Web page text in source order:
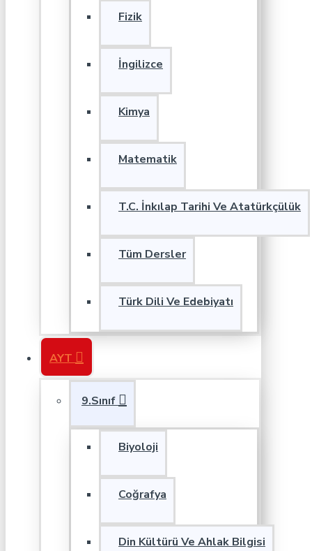
Fizik
İngilizce
Kimya
Matematik
T.C. İnkılap Tarihi Ve Atatürkçülük
Tüm Dersler
Türk Dili Ve Edebiyatı
AYT
9.Sınıf
Biyoloji
Coğrafya
Din Kültürü Ve Ahlak Bilgisi